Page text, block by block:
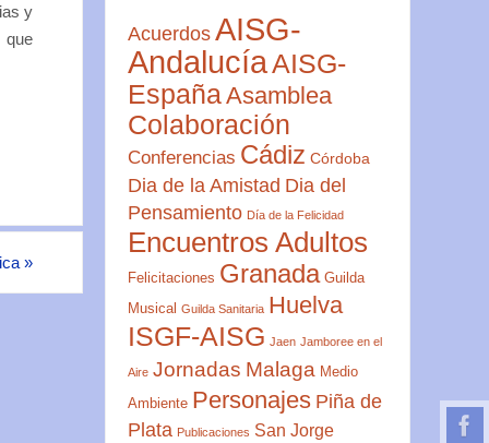
y
que
»
Acuerdos AISG-
AndalucíaAISG-
EspañaAsamblea
Colaboración
Conferencias Cádiz Córdoba
Dia de la Amistad Dia del
Pensamiento Día de la Felicidad
Encuentros Adultos
Felicitaciones Granada Guilda
Musical Guilda Sanitaria Huelva
ISGF-AISG Jaen Jamboree en el
Aire Jornadas Malaga Medio
Ambiente Personajes Piña de
Plata Publicaciones San Jorge